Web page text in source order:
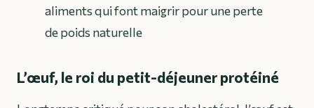
aliments qui font maigrir pour une perte
de poids naturelle
L’œuf, le roi du petit-déjeuner protéiné